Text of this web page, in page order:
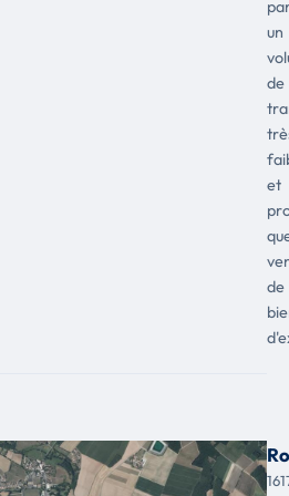
un
de
et
de